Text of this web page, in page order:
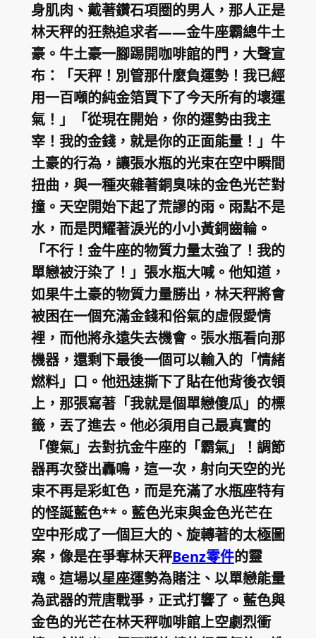
身肌肉、戴著鑽石項圈的男人，那人正是
林天秤的狂熱追求者——金牛座霸總牛土
豪。牛土豪一腳踢開咖啡館的門，大聲宣
布：「天秤！別管那什麼負運勢！我已經
用一百噸的純金箔買下了今天所有的壞運
氣！」「從現在開始，你的運勢由我主
宰！我的金錢，就是你的正面能量！」牛
土豪的行為，讓張水瓶的光束在空中瞬間
扭曲，與一種夾雜著銅臭味的金色光芒對
撞。天空開始下起了荒謬的雨。雨點不是
水，而是閃耀著淚光的小小黃銅齒輪。
「不行！金牛座的物質力量太強了！我的
單戀被汙染了！」張水瓶大喊。他知道，
如果牛土豪的物質力量勝出，林天秤將會
被困在一個充滿金錢和俗氣的虛假愛情
裡，而他將永遠失去機會。張水瓶看向那
機器，還剩下最後一個可以輸入的「情緒
燃料」口。他迅速撕下了貼在他背後衣領
上，那張寫著「我就是個單戀傻瓜」的標
籤，丟了進去。他必須用自己最真實的
「傻氣」去對抗金牛座的「霸氣」！調節
器再次發出轟鳴，這一次，射向天空的光
束不再是彩虹色，而是充滿了水瓶座特有
的怪誕藍色**。藍色光束與金色光芒在
空中形成了一個巨大的、旋轉著的太極圖
案，像是在爭奪林天秤Benz零件的靈
魂。這場以星座運勢為賭注、以單戀能量
為武器的荒唐戰爭，正式打響了。藍色與
金色的光芒在林天秤咖啡館上空劇烈衝